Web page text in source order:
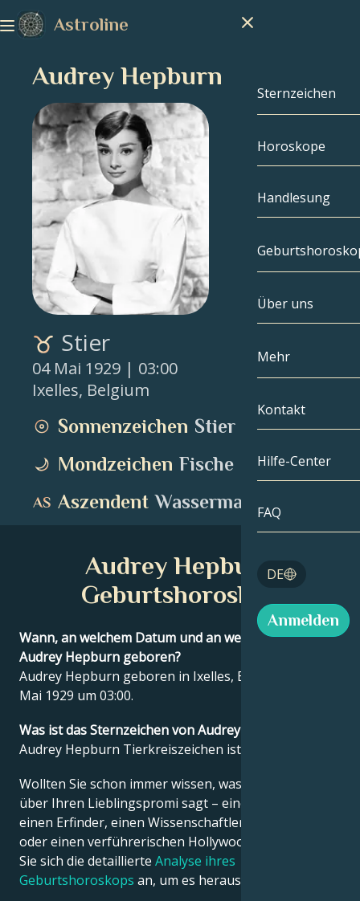
Astroline
Sternzeichen
Sternzeichen
Steinbock
Fische
Widder
Stier
Krebs
Löwe
Jungfrau
Schütze
Horoskope
Handlesung
Über uns
Mehr
Kompatibilität
Tarot
Engelszahlen
Kontakt
Hilfe-Center
FAQ
DE
English
Anmelden
Audrey Hepburn
Stier
04 Mai 1929 | 03:00
Ixelles, Belgium
Sonnenzeichen Stier
Mondzeichen Fische
Aszendent Wassermann
Audrey Hepburn
Geburtshoroskop
Wann, an welchem Datum und an welchem Ort wurde
Audrey Hepburn geboren?
Audrey Hepburn geboren in Ixelles, Belgium am 04
Mai 1929 um 03:00.
Was ist das Sternzeichen von Audrey Hepburn?
Audrey Hepburn Tierkreiszeichen ist Stier.
Wollten Sie schon immer wissen, was die Astrologie
über Ihren Lieblingspromi sagt – einen Politiker,
einen Erfinder, einen Wissenschaftler, einen Musiker
oder einen verführerischen Hollywood-Star? Sehen
Sie sich die detaillierte Analyse ihres
Geburtshoroskops an, um es herauszufinden!